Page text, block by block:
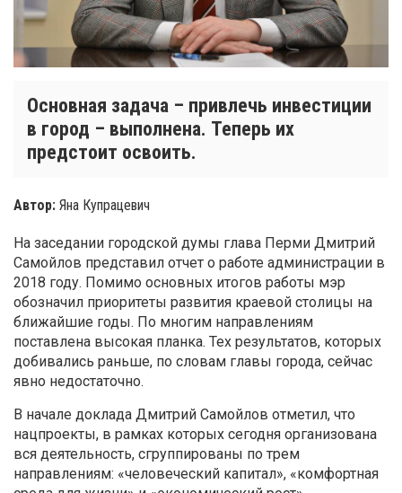
Основная задача – привлечь инвестиции
в город – выполнена. Теперь их
предстоит освоить.
Автор: Яна Купрацевич
На заседании городской думы глава Перми Дмитрий
Самойлов представил отчет о работе администрации в
2018 году. Помимо основных итогов работы мэр
обозначил приоритеты развития краевой столицы на
ближайшие годы. По многим направлениям
поставлена высокая планка. Тех результатов, которых
добивались раньше, по словам главы города, сейчас
явно недостаточно.
В начале доклада Дмитрий Самойлов отметил, что
нацпроекты, в рамках которых сегодня организована
вся деятельность, сгруппированы по трем
направлениям: «человеческий капитал», «комфортная